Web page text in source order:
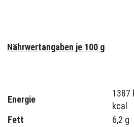
Nährwertangaben je 100 g
Energie
1387
kcal
Fett
6,2 g